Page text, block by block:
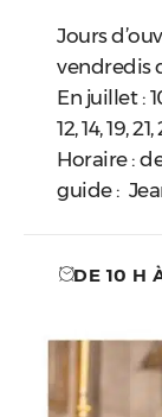
Jours
vendredis
En juillet :
12, 14, 19,
Horaire :
guide :
DE 10 H